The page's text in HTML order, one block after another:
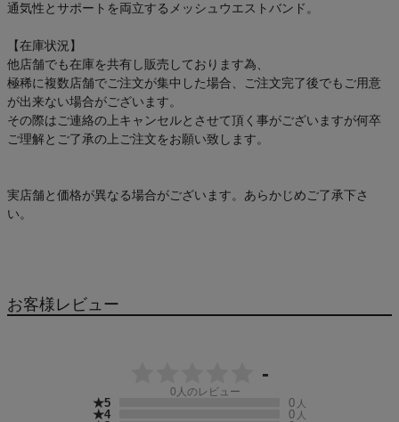
通気性とサポートを両立するメッシュウエストバンド。
【在庫状況】
他店舗でも在庫を共有し販売しております為、
極稀に複数店舗でご注文が集中した場合、ご注文完了後でもご用意
が出来ない場合がございます。
その際はご連絡の上キャンセルとさせて頂く事がございますが何卒
ご理解とご了承の上ご注文をお願い致します。
実店舗と価格が異なる場合がございます。あらかじめご了承下さ
い。
お客様レビュー
-
0 人のレビュー
★5 0 人
★4 0 人